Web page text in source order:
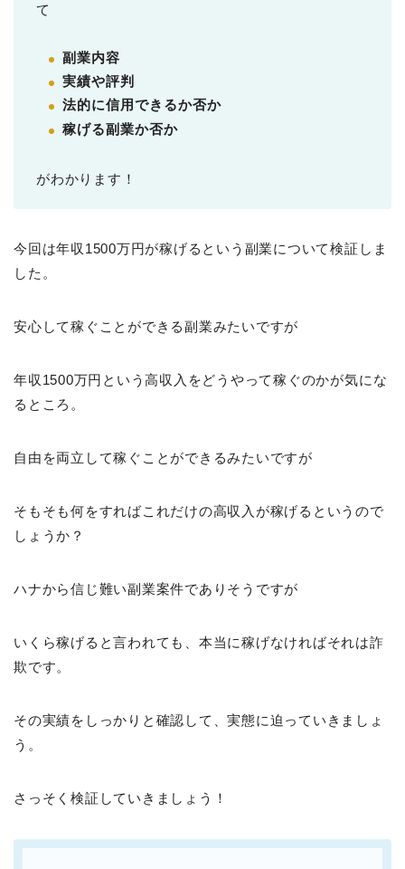
て
副業内容
実績や評判
法的に信用できるか否か
稼げる副業か否か
がわかります！
今回は年収1500万円が稼げるという副業について検証しま
した。
安心して稼ぐことができる副業みたいですが
年収1500万円という高収入をどうやって稼ぐのかが気にな
るところ。
自由を両立して稼ぐことができるみたいですが
そもそも何をすればこれだけの高収入が稼げるというので
しょうか？
ハナから信じ難い副業案件でありそうですが
いくら稼げると言われても、本当に稼げなければそれは詐
欺です。
その実績をしっかりと確認して、実態に迫っていきましょ
う。
さっそく検証していきましょう！